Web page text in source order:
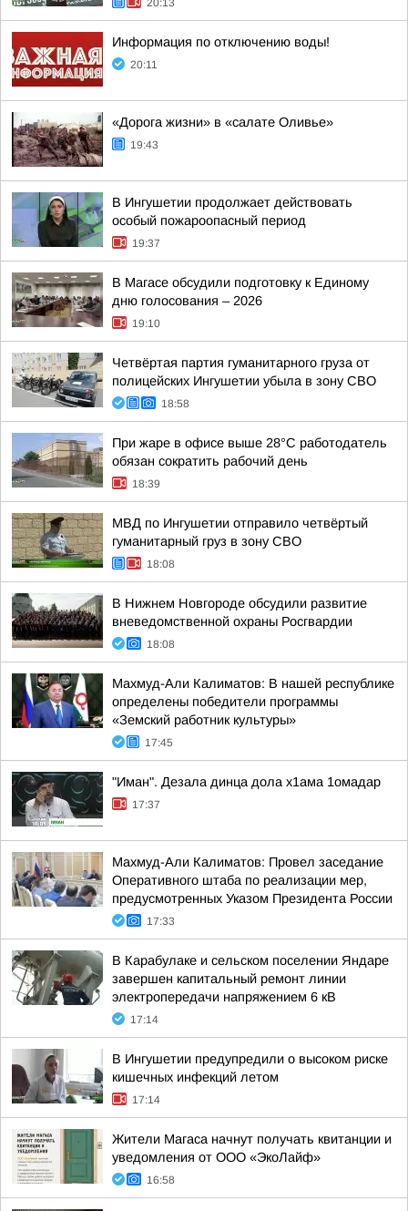
20:13
Информация по отключению воды!
20:11
«Дорога жизни» в «салате Оливье»
19:43
В Ингушетии продолжает действовать
особый пожароопасный период
19:37
В Магасе обсудили подготовку к Единому
дню голосования – 2026
19:10
Четвёртая партия гуманитарного груза от
полицейских Ингушетии убыла в зону СВО
18:58
При жаре в офисе выше 28°C работодатель
обязан сократить рабочий день
18:39
МВД по Ингушетии отправило четвёртый
гуманитарный груз в зону СВО
18:08
В Нижнем Новгороде обсудили развитие
вневедомственной охраны Росгвардии
18:08
Махмуд-Али Калиматов: В нашей республике
определены победители программы
«Земский работник культуры»
17:45
"Иман". Дезала динца дола х1ама 1омадар
17:37
Махмуд-Али Калиматов: Провел заседание
Оперативного штаба по реализации мер,
предусмотренных Указом Президента России
17:33
В Карабулаке и сельском поселении Яндаре
завершен капитальный ремонт линии
электропередачи напряжением 6 кВ
17:14
В Ингушетии предупредили о высоком риске
кишечных инфекций летом
17:14
Жители Магаса начнут получать квитанции и
уведомления от ООО «ЭкоЛайф»
16:58